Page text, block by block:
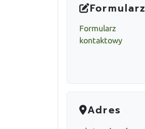
Formularz
Formularz
kontaktowy
Adres